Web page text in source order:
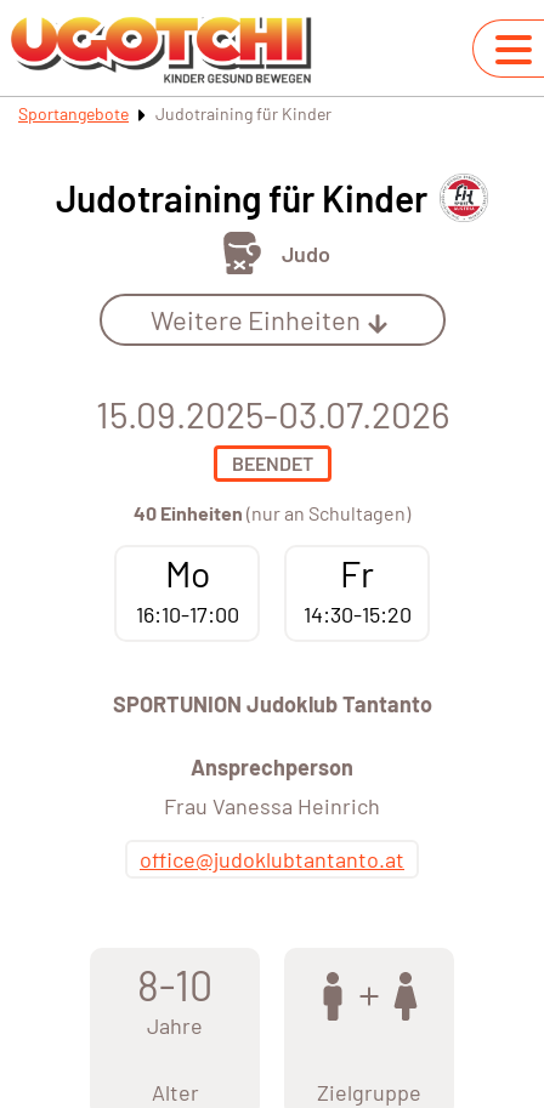
Sportangebote Judotraining für Kinder
Judotraining für Kinder
Judo
Weitere Einheiten
15.09.2025-03.07.2026
BEENDET
40 Einheiten (nur an Schultagen)
Mo
16:10-17:00
Fr
14:30-15:20
SPORTUNION Judoklub Tantanto
Ansprechperson
Frau Vanessa Heinrich
office@judoklubtantanto.at
8-10
Jahre
Alter Zielgruppe